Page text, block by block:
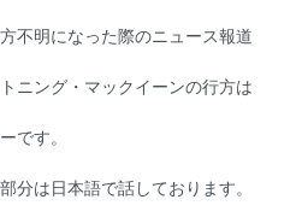
不明になった際のニュース報道
ニング・マックイーンの行方は
です。
分は日本語で話しております。